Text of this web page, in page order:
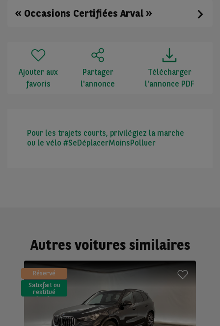
« Occasions Certifiées Arval »
Ajouter aux
favoris
Partager
l'annonce
Télécharger
l'annonce PDF
Pour les trajets courts, privilégiez la marche
ou le vélo #SeDéplacerMoinsPolluer
Autres voitures similaires
Réservé
Satisfait ou
restitué
(LLD)*